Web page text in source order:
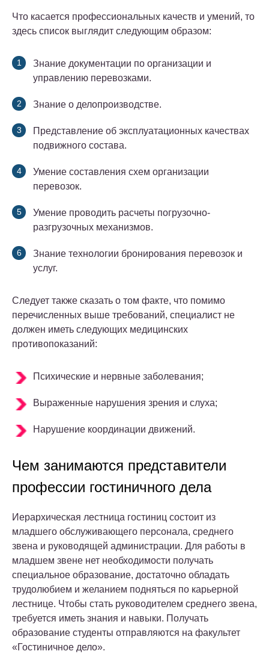
Что касается профессиональных качеств и умений, то
здесь список выглядит следующим образом:
Знание документации по организации и
управлению перевозками.
Знание о делопроизводстве.
Представление об эксплуатационных качествах
подвижного состава.
Умение составления схем организации
перевозок.
Умение проводить расчеты погрузочно-
разгрузочных механизмов.
Знание технологии бронирования перевозок и
услуг.
Следует также сказать о том факте, что помимо
перечисленных выше требований, специалист не
должен иметь следующих медицинских
противопоказаний:
Психические и нервные заболевания;
Выраженные нарушения зрения и слуха;
Нарушение координации движений.
Чем занимаются представители
профессии гостиничного дела
Иерархическая лестница гостиниц состоит из
младшего обслуживающего персонала, среднего
звена и руководящей администрации. Для работы в
младшем звене нет необходимости получать
специальное образование, достаточно обладать
трудолюбием и желанием подняться по карьерной
лестнице. Чтобы стать руководителем среднего звена,
требуется иметь знания и навыки. Получать
образование студенты отправляются на факультет
«Гостиничное дело».